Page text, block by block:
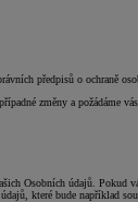
předpisů o ochraně
změny a požádáme
Osobních údajů.
které bude například